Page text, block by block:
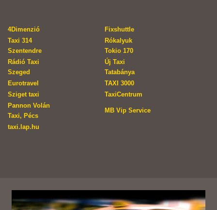
4Dimenzió
Fixshuttle
Taxi 314
Szentendre
Rókalyuk
Tokio 170
Rádió Taxi
Szeged
Új Taxi
Tatabánya
Eurotravel
TAXI 3000
Sziget taxi
TaxiCentrum
Pannon Volán
Taxi, Pécs
MB Vip Service
taxi.lap.hu